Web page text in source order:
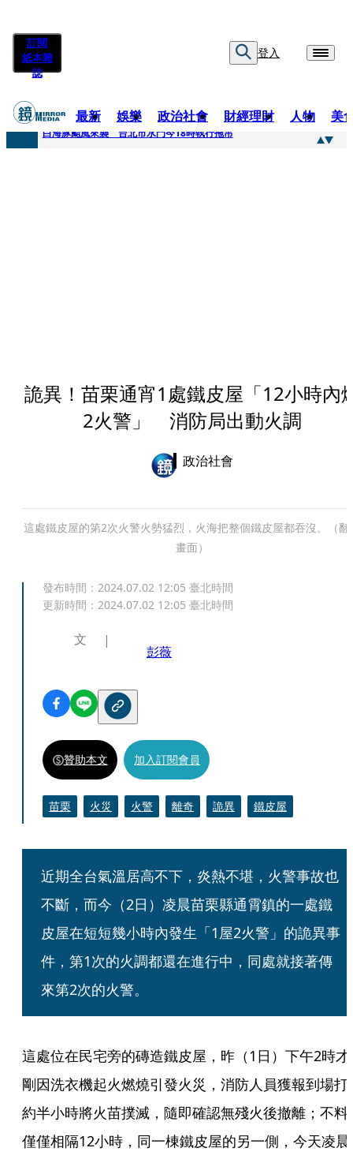
訂閱
紙本雜
誌
登入
最新 娛樂 政治社會 財經理財 人物 美
快訊
白海豚颱風來襲 台北市水門今18時執行拖吊
詭異！苗栗通宵1處鐵皮屋「12小時內
2火警」 消防局出動火調
政治社會
這處鐵皮屋的第2次火警火勢猛烈，火海把整個鐵皮屋都吞沒。（翻
畫面）
發布時間： 2024.07.02 12:05 臺北時間
更新時間： 2024.07.02 12:05 臺北時間
文
彭薇
贊助本文 加入訂閱會員
苗栗 火災 火警 離奇 詭異 鐵皮屋
近期全台氣溫居高不下，炎熱不堪，火警事故也
不斷，而今（2日）凌晨苗栗縣通霄鎮的一處鐵
皮屋在短短幾小時內發生「1屋2火警」的詭異事
件，第1次的火調都還在進行中，同處就接著傳
來第2次的火警。
這處位在民宅旁的磚造鐵皮屋，昨（1日）下午2時才
剛因洗衣機起火燃燒引發火災，消防人員獲報到場打
約半小時將火苗撲滅，隨即確認無殘火後撤離；不料
僅僅相隔12小時，同一棟鐵皮屋的另一側，今天凌晨